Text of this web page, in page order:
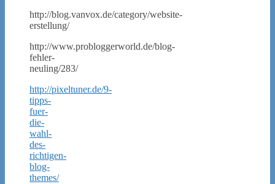
http://blog.vanvox.de/category/website-
erstellung/
http://www.probloggerworld.de/blog-
fehler-
neuling/283/
http://pixeltuner.de/9-
tipps-
fuer-
die-
wahl-
des-
richtigen-
blog-
themes/